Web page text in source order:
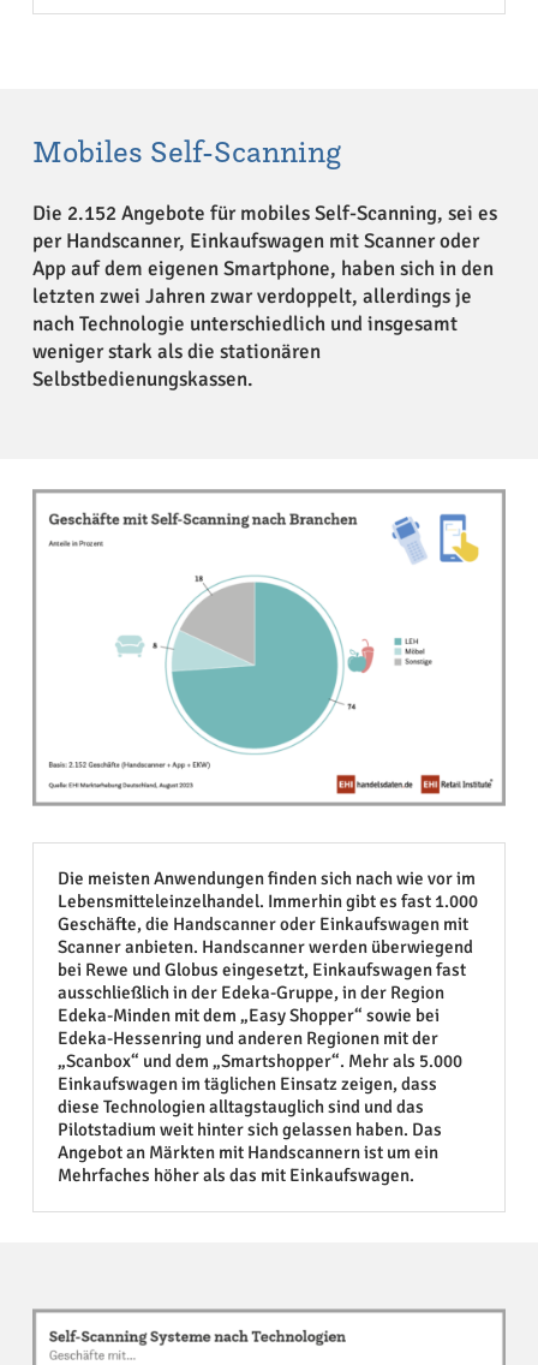
Mobiles Self-Scanning
Die 2.152 Angebote für mobiles Self-Scanning, sei es
per Handscanner, Einkaufswagen mit Scanner oder
App auf dem eigenen Smartphone, haben sich in den
letzten zwei Jahren zwar verdoppelt, allerdings je
nach Technologie unterschiedlich und insgesamt
weniger stark als die stationären
Selbstbedienungskassen.
Die meisten Anwendungen finden sich nach wie vor im
Lebensmitteleinzelhandel. Immerhin gibt es fast 1.000
Geschäfte, die Handscanner oder Einkaufswagen mit
Scanner anbieten. Handscanner werden überwiegend
bei Rewe und Globus eingesetzt, Einkaufswagen fast
ausschließlich in der Edeka-Gruppe, in der Region
Edeka-Minden mit dem „Easy Shopper“ sowie bei
Edeka-Hessenring und anderen Regionen mit der
„Scanbox“ und dem „Smartshopper“. Mehr als 5.000
Einkaufswagen im täglichen Einsatz zeigen, dass
diese Technologien alltagstauglich sind und das
Pilotstadium weit hinter sich gelassen haben. Das
Angebot an Märkten mit Handscannern ist um ein
Mehrfaches höher als das mit Einkaufswagen.